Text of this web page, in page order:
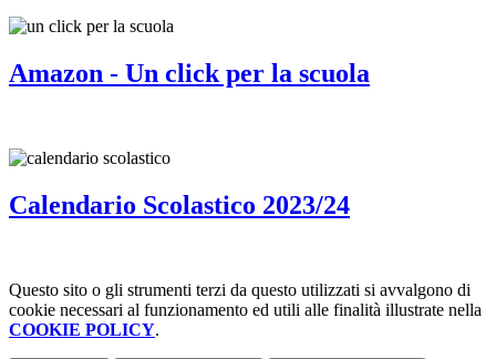
Amazon - Un click per la scuola
Calendario Scolastico 2023/24
Questo sito o gli strumenti terzi da questo utilizzati si avvalgono di
cookie necessari al funzionamento ed utili alle finalità illustrate nella
COOKIE POLICY.